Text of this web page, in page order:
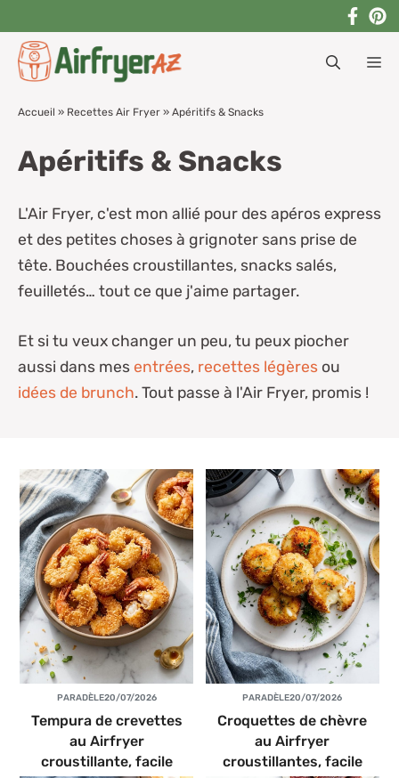
contenu
Accueil » Recettes Air Fryer » Apéritifs & Snacks
Apéritifs & Snacks
L'Air Fryer, c'est mon allié pour des apéros express
et des petites choses à grignoter sans prise de
tête. Bouchées croustillantes, snacks salés,
feuilletés… tout ce que j'aime partager.
Et si tu veux changer un peu, tu peux piocher
aussi dans mes entrées, recettes légères ou
idées de brunch. Tout passe à l'Air Fryer, promis !
PARADÈLE20/07/2026
Tempura de crevettes
au Airfryer
croustillante, facile
PARADÈLE20/07/2026
Croquettes de chèvre
au Airfryer
croustillantes, facile